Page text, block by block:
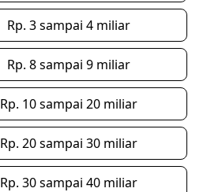
Rp. 3 sampai 4 miliar
Rp. 8 sampai 9 miliar
Rp. 10 sampai 20 miliar
Rp. 20 sampai 30 miliar
Rp. 30 sampai 40 miliar